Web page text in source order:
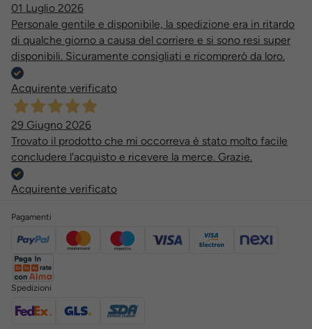
01 Luglio 2026
Personale gentile e disponibile, la spedizione era in ritardo
di qualche giorno a causa del corriere e si sono resi super
disponibili. Sicuramente consigliati e ricomprerò da loro.
Acquirente verificato
29 Giugno 2026
Trovato il prodotto che mi occorreva è stato molto facile
concludere l'acquisto e ricevere la merce. Grazie.
Acquirente verificato
Pagamenti
Spedizioni